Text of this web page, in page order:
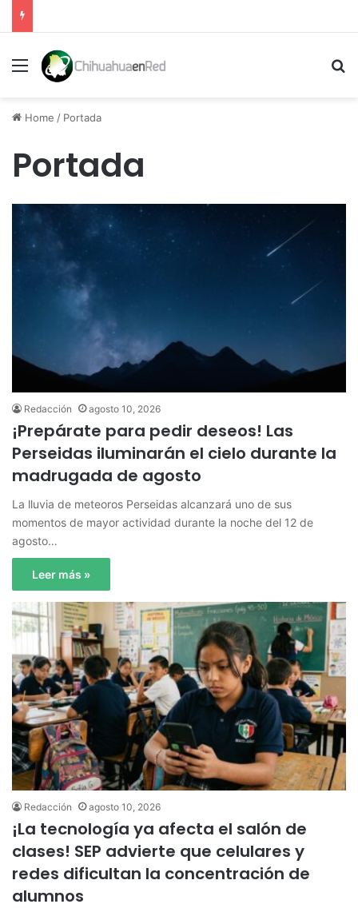
Menu
Home / Portada
Portada
Redacción agosto 10, 2026
¡Prepárate para pedir deseos! Las
Perseidas iluminarán el cielo durante la
madrugada de agosto
La lluvia de meteoros Perseidas alcanzará uno de sus
momentos de mayor actividad durante la noche del 12 de
agosto…
Leer más »
Redacción agosto 10, 2026
¡La tecnología ya afecta el salón de
clases! SEP advierte que celulares y
redes dificultan la concentración de
alumnos